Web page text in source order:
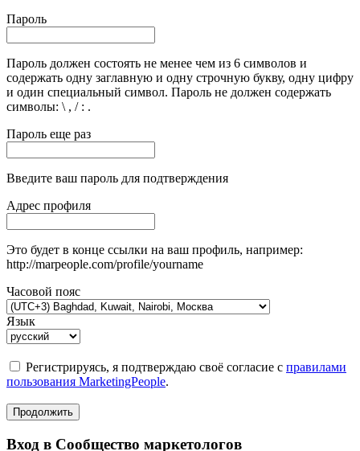
Пароль
Пароль должен состоять не менее чем из 6 символов и
содержать одну заглавную и одну строчную букву, одну цифру
и один специальный символ. Пароль не должен содержать
символы: \ , / : .
Пароль еще раз
Введите ваш пароль для подтверждения
Адрес профиля
Это будет в конце ссылки на ваш профиль, например:
http://marpeople.com/profile/yourname
Часовой пояс
Язык
Регистрируясь, я подтверждаю своё согласие с правилами
пользования MarketingPeople.
Продолжить
Вход в Сообщество маркетологов